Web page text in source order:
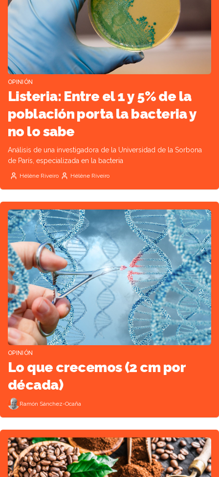
OPINIÓN
Listeria: Entre el 1 y 5% de la
población porta la bacteria y
no lo sabe
Análisis de una investigadora de la Universidad de la Sorbona
de París, especializada en la bacteria
Hélène Riveiro Hélène Riveiro
OPINIÓN
Lo que crecemos (2 cm por
década)
Ramón Sánchez-Ocaña